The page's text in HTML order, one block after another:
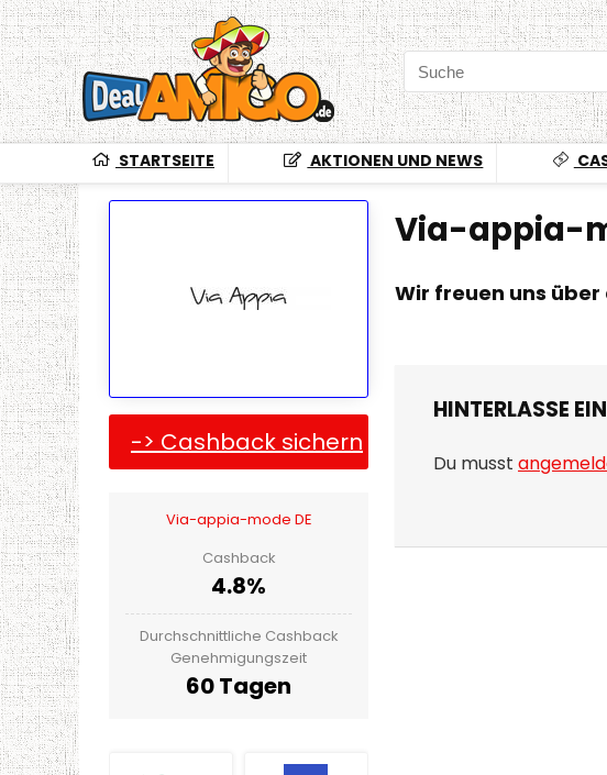
STARTSEITE AKTIONEN UND NEWS
-> Cashback sichern
Via-appia-mode DE
Cashback
4.8%
Durchschnittliche Cashback
Genehmigungszeit
60 Tagen
Via-appia-
Wir freuen uns
HINTERLASSE
Du musst